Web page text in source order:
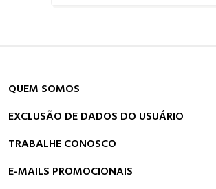
QUEM SOMOS
EXCLUSÃO DE DADOS DO USUÁRIO
TRABALHE CONOSCO
E-MAILS PROMOCIONAIS